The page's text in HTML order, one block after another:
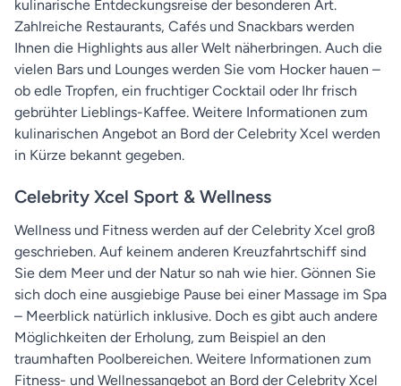
kulinarische Entdeckungsreise der besonderen Art.
Zahlreiche Restaurants, Cafés und Snackbars werden
Ihnen die Highlights aus aller Welt näherbringen. Auch die
vielen Bars und Lounges werden Sie vom Hocker hauen –
ob edle Tropfen, ein fruchtiger Cocktail oder Ihr frisch
gebrühter Lieblings-Kaffee. Weitere Informationen zum
kulinarischen Angebot an Bord der Celebrity Xcel werden
in Kürze bekannt gegeben.
Celebrity Xcel Sport & Wellness
Wellness und Fitness werden auf der Celebrity Xcel groß
geschrieben. Auf keinem anderen Kreuzfahrtschiff sind
Sie dem Meer und der Natur so nah wie hier. Gönnen Sie
sich doch eine ausgiebige Pause bei einer Massage im Spa
– Meerblick natürlich inklusive. Doch es gibt auch andere
Möglichkeiten der Erholung, zum Beispiel an den
traumhaften Poolbereichen. Weitere Informationen zum
Fitness- und Wellnessangebot an Bord der Celebrity Xcel